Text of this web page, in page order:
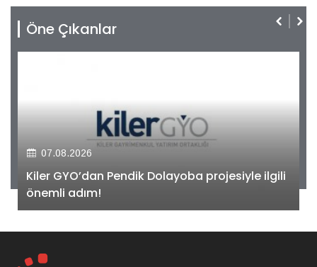
Öne Çıkanlar
07.08.2026
Kiler GYO’dan Pendik Dolayoba projesiyle ilgili
önemli adım!